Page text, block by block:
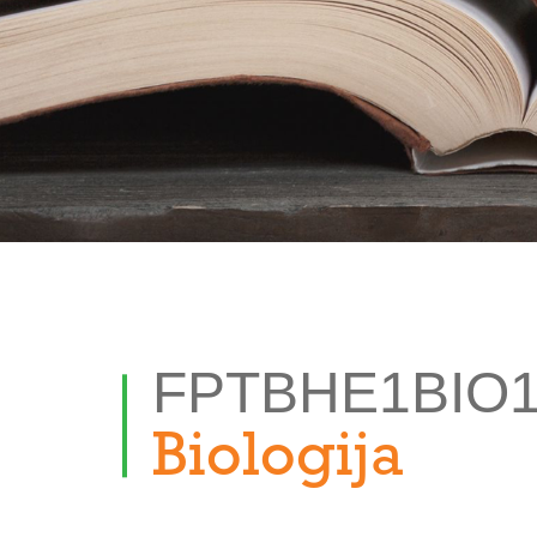
Biologija